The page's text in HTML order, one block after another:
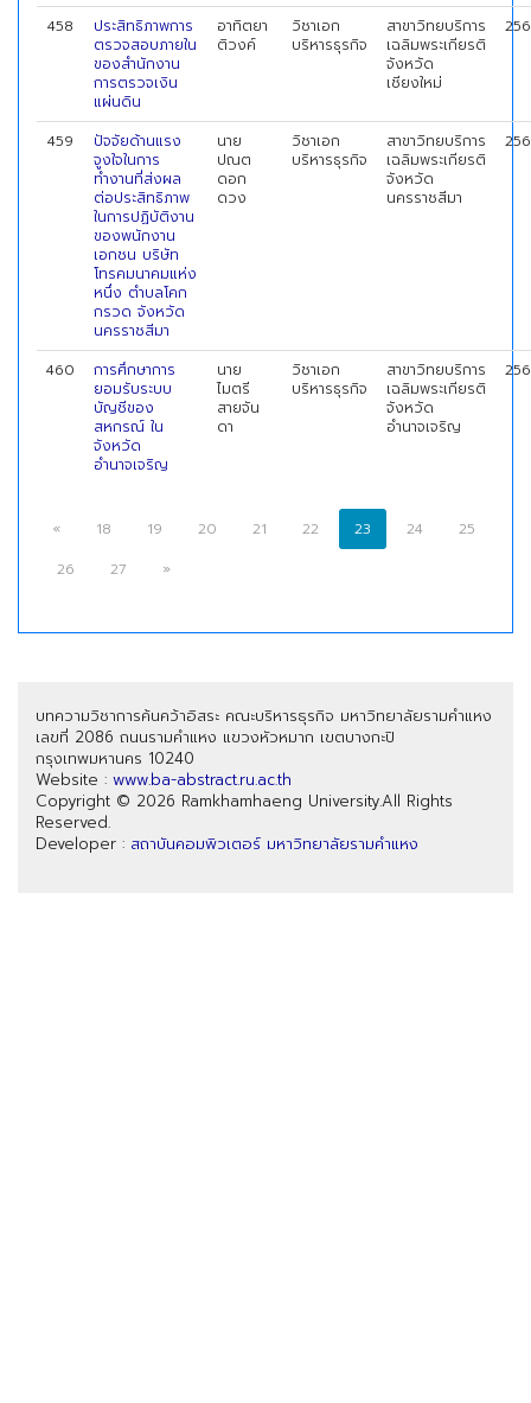
458
ประสิทธิภาพการ
ตรวจสอบภายใน
ของสำนักงาน
การตรวจเงิน
แผ่นดิน
อาทิตยา
ติวงค์
วิชาเอก
บริหารธุรกิจ
สาขาวิทยบริการ
เฉลิมพระเกียรติ
จังหวัด
เชียงใหม่
459
ปัจจัยด้านแรง
จูงใจในการ
ทำงานที่ส่งผล
ต่อประสิทธิภาพ
ในการปฏิบัติงาน
ของพนักงาน
เอกชน บริษัท
โทรคมนาคมแห่ง
หนึ่ง ตำบลโคก
กรวด จังหวัด
นครราชสีมา
นาย
ปณต
ดอก
ดวง
วิชาเอก
บริหารธุรกิจ
สาขาวิทยบริการ
เฉลิมพระเกียรติ
จังหวัด
นครราชสีมา
460
การศึกษาการ
ยอมรับระบบ
บัญชีของ
สหกรณ์ ใน
จังหวัด
อำนาจเจริญ
นาย
ไมตรี
สายจัน
ดา
วิชาเอก
บริหารธุรกิจ
สาขาวิทยบริการ
เฉลิมพระเกียรติ
จังหวัด
อำนาจเจริญ
« 18 19 20 21 22 23 24
25
26
27 »
บทความวิชาการค้นคว้าอิสระ คณะบริหารธุรกิจ มหาวิทยาลัยรามคำแหง
เลขที่ 2086 ถนนรามคำแหง แขวงหัวหมาก เขตบางกะปิ
กรุงเทพมหานคร 10240
Website : www.ba-abstract.ru.ac.th
Copyright © 2026 Ramkhamhaeng University.All Rights
Reserved.
Developer : สถาบันคอมพิวเตอร์ มหาวิทยาลัยรามคำแหง